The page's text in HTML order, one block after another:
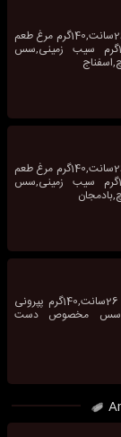
خمیر دستساز مخصوص به طول 26سانت,140گرم مرغ طعم
دار شده با ادویه خارجی,150گرم سیب زمینی,سس
خمیر دستساز مخصوص به طول 26سانت,140گرم مرغ طعم
دار شده با ادویه خارجی,150گرم سیب زمینی,سس
خمیر دستساز مخصوص به طول 26سانت,140گرم پپرونی
زمینی,سس مخصوص دست